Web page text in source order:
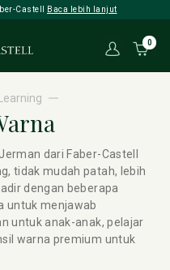
Castell Baca lebih lanjut
0
dari Faber-Castell
tidak mudah patah, lebih
dengan beberapa
untuk menjawab
untuk anak-anak, pelajar
warna premium untuk